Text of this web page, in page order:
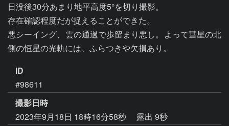
日没後30分あまり地平高度5°を切り撮影。
存在確認程度だが捉えることができた。
悪シーイング、雲の通過で歩留まり悪し。よって彗星の北
側の恒星の光軌には、ふらつきや欠損あり。
ID
#98611
撮影日時
2023年9月18日 18時16分58秒
露出 9秒